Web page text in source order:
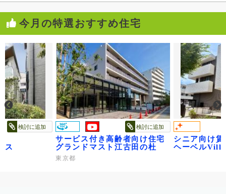
今月の特選おすすめ住宅
検討に追加
ス
検討に追加
サービス付き高齢者向け住宅
グランドマスト江古田の杜
東京都
シニア向け賃
ヘーベル